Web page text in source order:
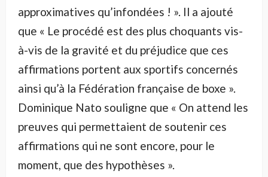
approximatives qu’infondées ! ». Il a ajouté
que « Le procédé est des plus choquants vis-
à-vis de la gravité et du préjudice que ces
affirmations portent aux sportifs concernés
ainsi qu’à la Fédération française de boxe ».
Dominique Nato souligne que « On attend les
preuves qui permettaient de soutenir ces
affirmations qui ne sont encore, pour le
moment, que des hypothèses ».